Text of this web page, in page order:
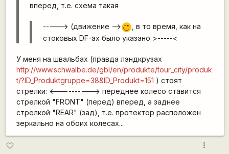
вперед, т.е. схема такая
-----> (движение --> ;)
, в то время, как на
стоковых DF-ах было указано >-----<
У меня на швальбах (правда лэндкрузах
http://www.schwalbe.de/gbl/en/produkte/tour_city/produk
t/?ID_Produktgruppe=38&ID_Produkt=151 ) стоят
стрелки: <----------> переднее колесо ставится
стрелкой "FRONT" (перед) вперед, а заднее
стрелкой "REAR" (зад), т.е. протектор расположен
зеркально на обоих колесах...
favorite_border more_vert